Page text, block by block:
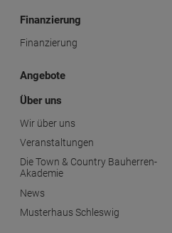
Finanzierung
Finanzierung
Angebote
Über uns
Wir über uns
Veranstaltungen
Die Town & Country Bauherren-
Akademie
News
Musterhaus Schleswig